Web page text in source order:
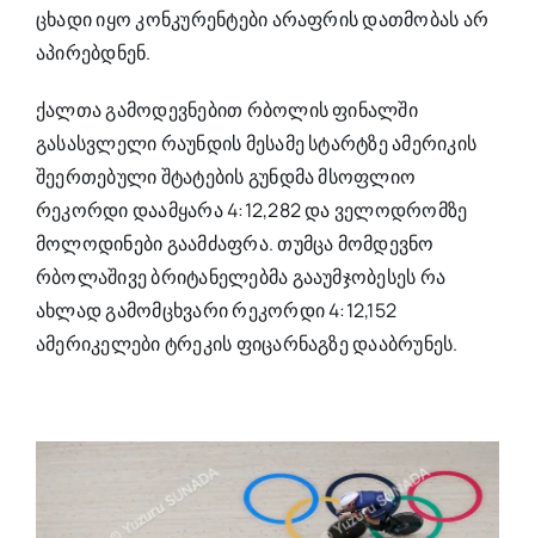
ცხადი იყო კონკურენტები არაფრის დათმობას არ
აპირებდნენ.
ქალთა გამოდევნებით რბოლის ფინალში
გასასვლელი რაუნდის მესამე სტარტზე ამერიკის
შეერთებული შტატების გუნდმა მსოფლიო
რეკორდი დაამყარა 4:12,282 და ველოდრომზე
მოლოდინები გაამძაფრა. თუმცა მომდევნო
რბოლაშივე ბრიტანელებმა გააუმჯობესეს რა
ახლად გამომცხვარი რეკორდი 4:12,152
ამერიკელები ტრეკის ფიცარნაგზე დააბრუნეს.